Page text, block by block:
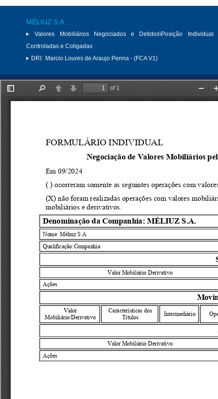
MÉLIUZ S.A.
Valores Mobiliários Negociados e Detidos\Posição
Controladas e Coligadas
DRI: Marcio Loures de Araujo Penna - (FCA V1)